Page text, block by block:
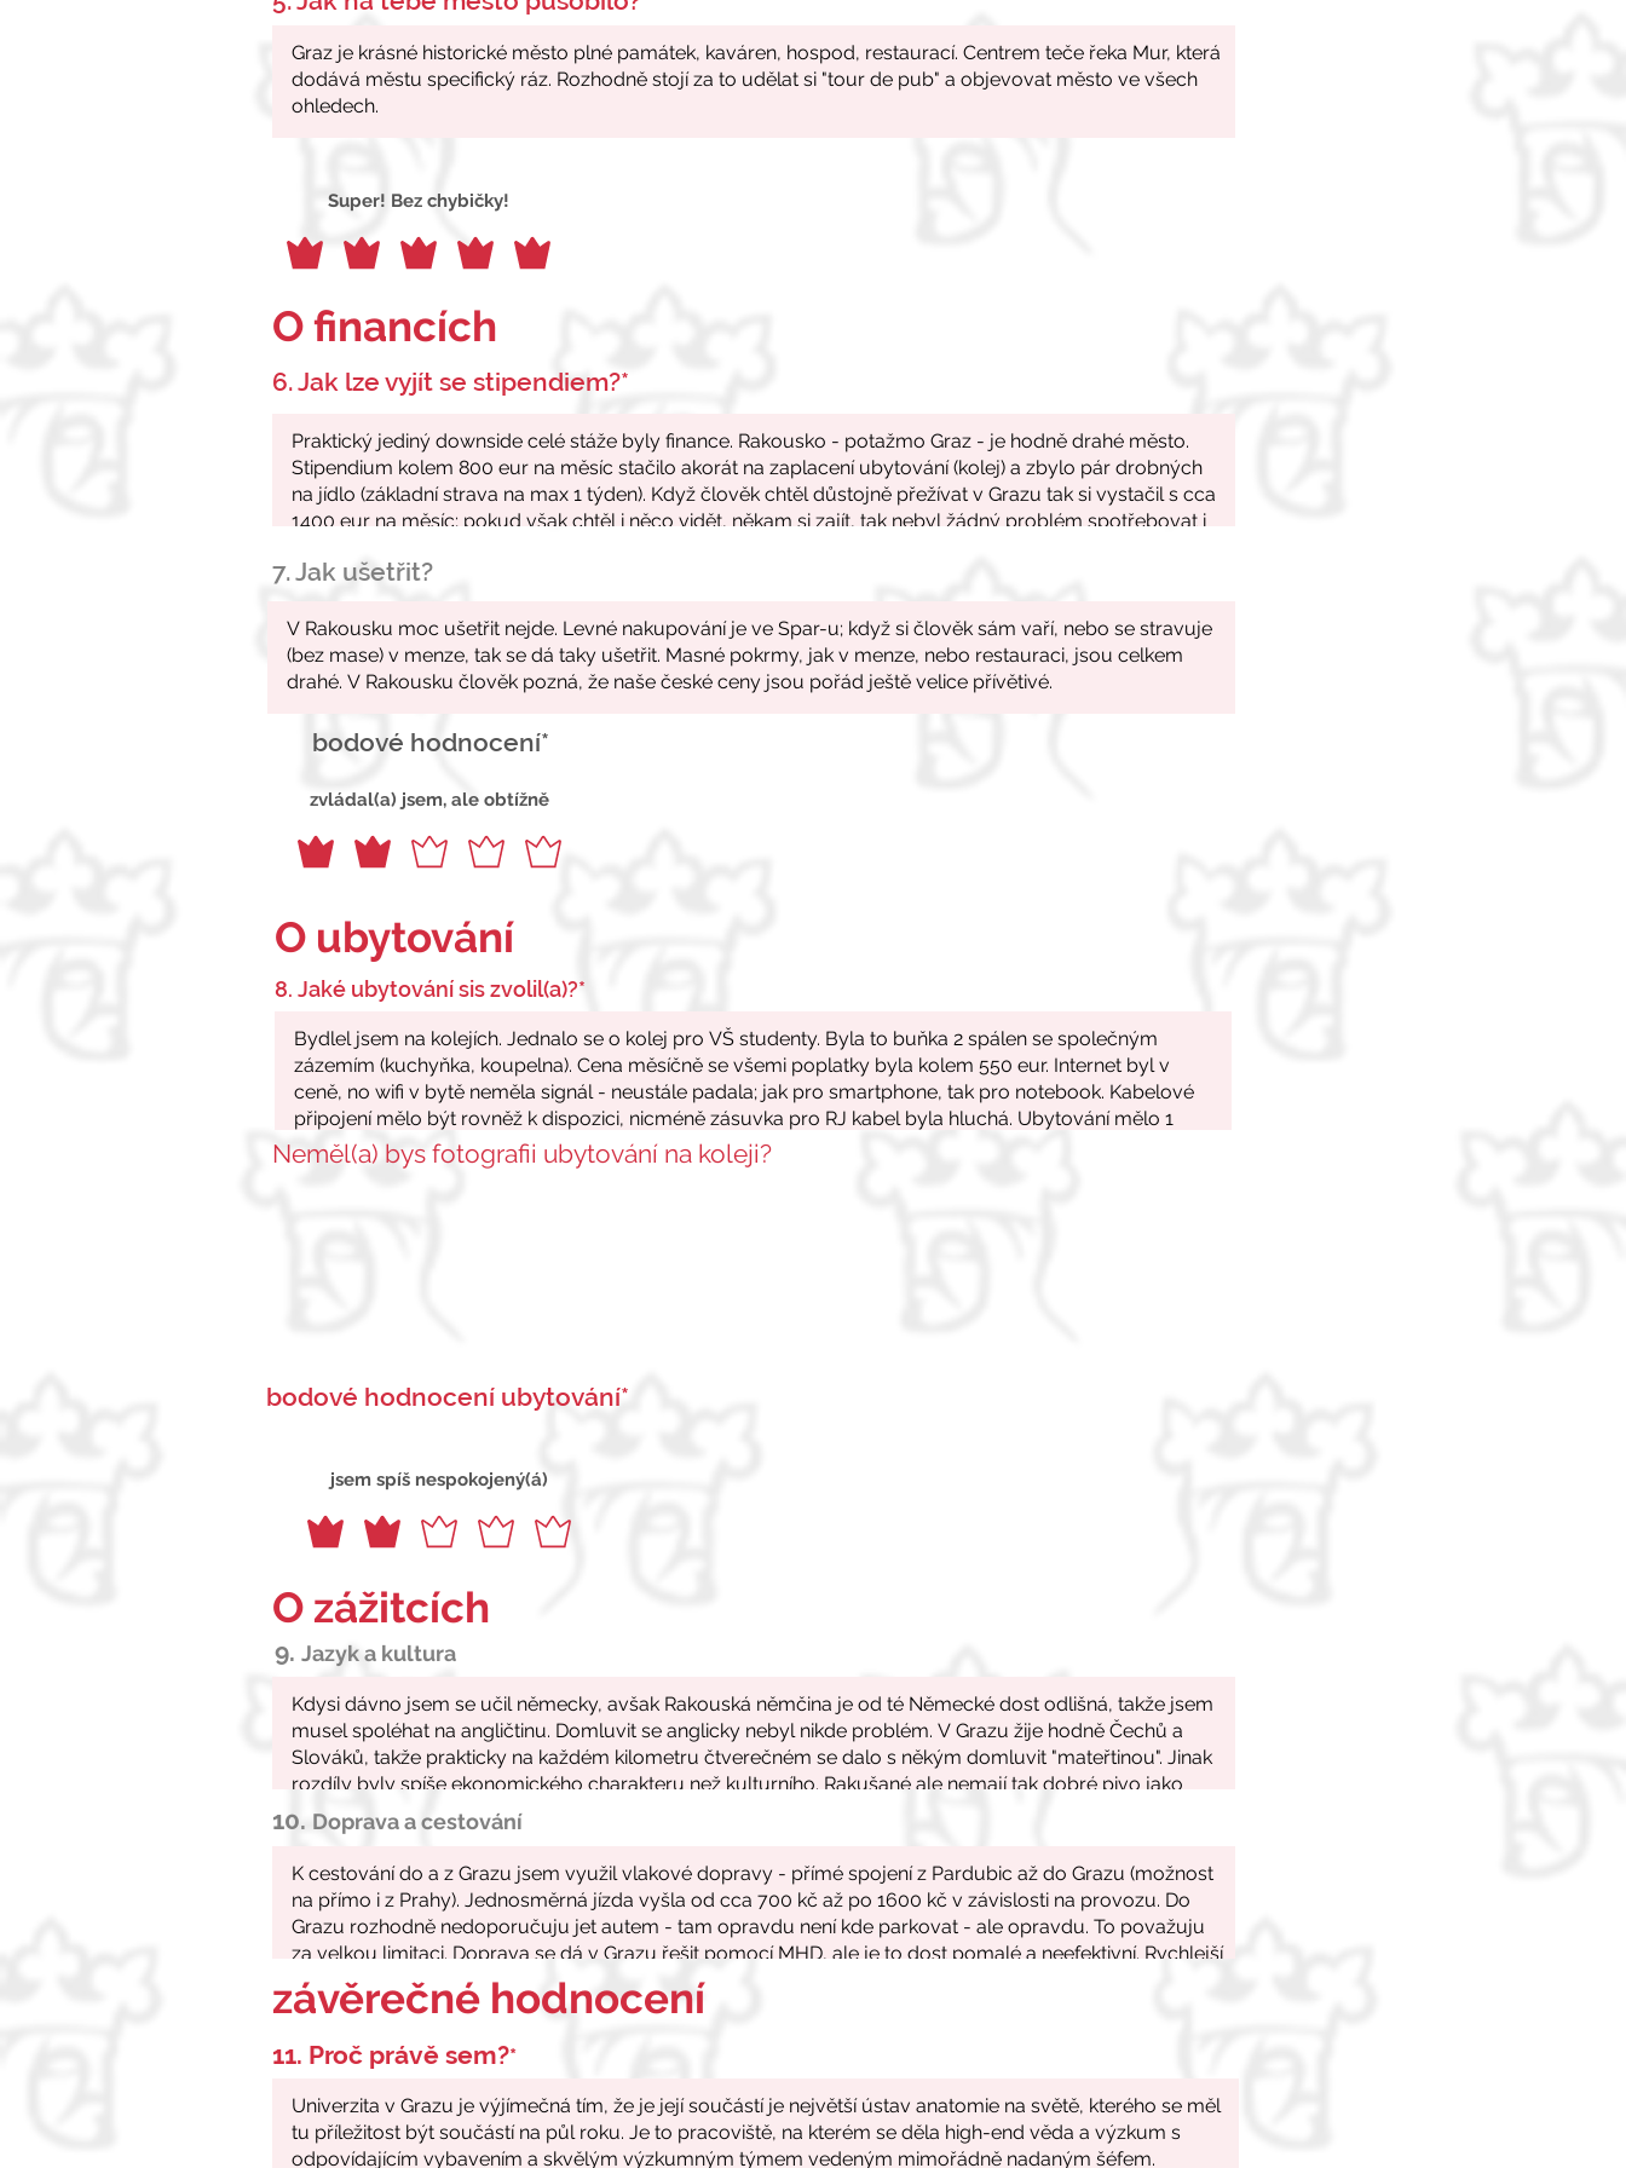
Super! Bez chybičky!
O financích
6. Jak lze vyjít se stipendiem?*
7. Jak ušetřit?
bodové hodnocení*
zvládal(a) jsem, ale obtížně
O ubytování
8. Jaké ubytování sis zvolil(a)?*
Neměl(a) bys fotografii ubytování na koleji?
bodové hodnocení ubytování*
jsem spíš nespokojený(á)
O zážitcích
9. Jazyk a kultura
10. Doprava a cestování
závěrečné hodnocení
11. Proč právě sem?*